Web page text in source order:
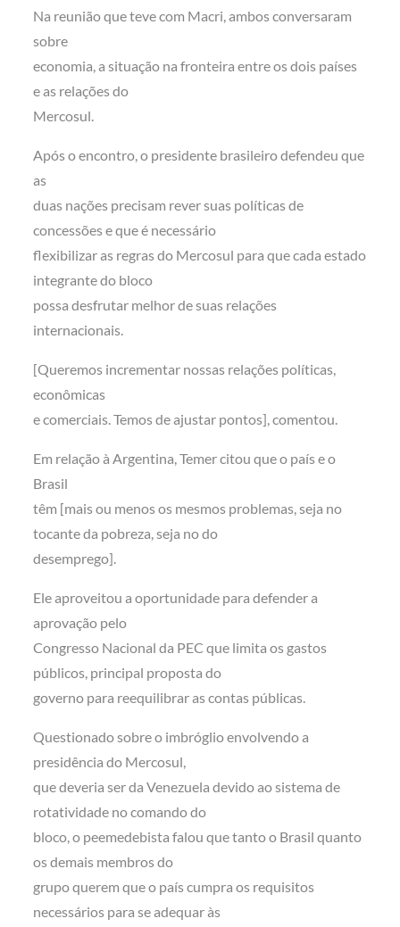
Na reunião que teve com Macri, ambos conversaram
sobre
economia, a situação na fronteira entre os dois países
e as relações do
Mercosul.
Após o encontro, o presidente brasileiro defendeu que
as
duas nações precisam rever suas políticas de
concessões e que é necessário
flexibilizar as regras do Mercosul para que cada estado
integrante do bloco
possa desfrutar melhor de suas relações
internacionais.
[Queremos incrementar nossas relações políticas,
econômicas
e comerciais. Temos de ajustar pontos], comentou.
Em relação à Argentina, Temer citou que o país e o
Brasil
têm [mais ou menos os mesmos problemas, seja no
tocante da pobreza, seja no do
desemprego].
Ele aproveitou a oportunidade para defender a
aprovação pelo
Congresso Nacional da PEC que limita os gastos
públicos, principal proposta do
governo para reequilibrar as contas públicas.
Questionado sobre o imbróglio envolvendo a
presidência do Mercosul,
que deveria ser da Venezuela devido ao sistema de
rotatividade no comando do
bloco, o peemedebista falou que tanto o Brasil quanto
os demais membros do
grupo querem que o país cumpra os requisitos
necessários para se adequar às